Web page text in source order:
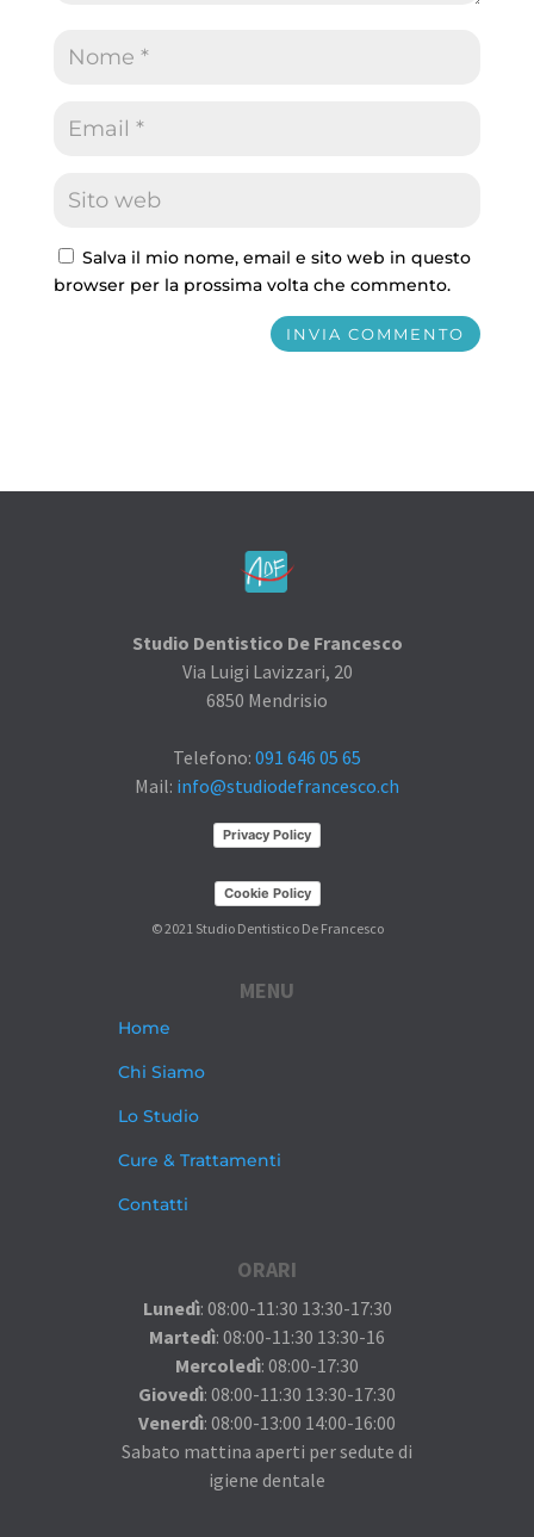
Salva il mio nome, email e sito web in questo
browser per la prossima volta che commento.
Studio Dentistico De Francesco
Via Luigi Lavizzari, 20
6850 Mendrisio
Telefono: 091 646 05 65
Mail: info@studiodefrancesco.ch
Privacy Policy
Cookie Policy
© 2021 Studio Dentistico De Francesco
MENU
Home
Chi Siamo
Lo Studio
Cure & Trattamenti
Contatti
ORARI
Lunedì: 08:00-11:30 13:30-17:30
Martedì: 08:00-11:30 13:30-16
Mercoledì: 08:00-17:30
Giovedì: 08:00-11:30 13:30-17:30
Venerdì: 08:00-13:00 14:00-16:00
Sabato mattina aperti per sedute di
igiene dentale